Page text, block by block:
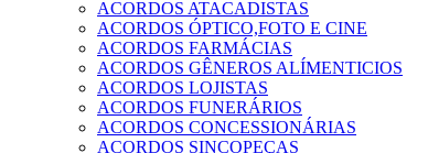
ACORDOS ATACADISTAS
ACORDOS ÓPTICO,FOTO E CINE
ACORDOS FARMÁCIAS
ACORDOS GÊNEROS ALÍMENTICIOS
ACORDOS LOJISTAS
ACORDOS FUNERÁRIOS
ACORDOS CONCESSIONÁRIAS
ACORDOS SINCOPEÇAS